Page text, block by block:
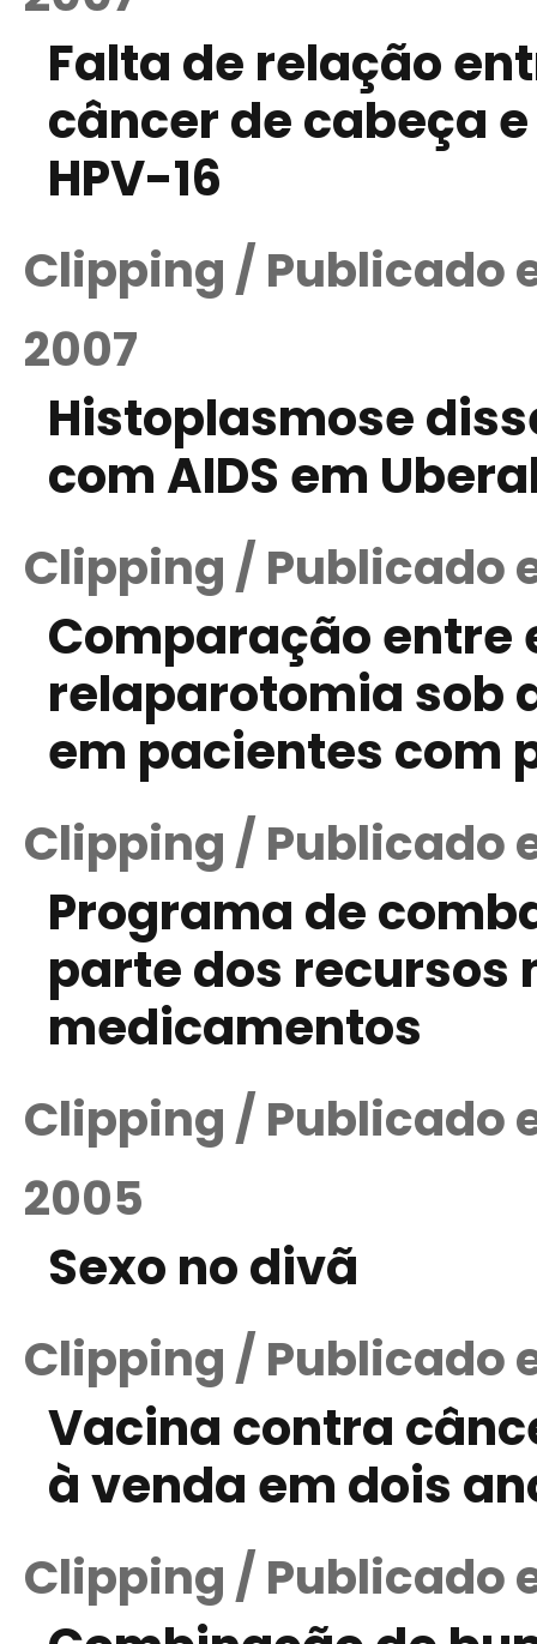
Falta de relação
câncer de cabeça
HPV-16
Clipping / Publicado
2007
Histoplasmose
com AIDS em
Clipping / Publicado
Comparação entre
relaparotomia sob
em pacientes com
Clipping / Publicado
Programa de
parte dos recursos
medicamentos
Clipping / Publicado
2005
Sexo no divã
Clipping / Publicado
Vacina contra
à venda em dois
Clipping / Publicado